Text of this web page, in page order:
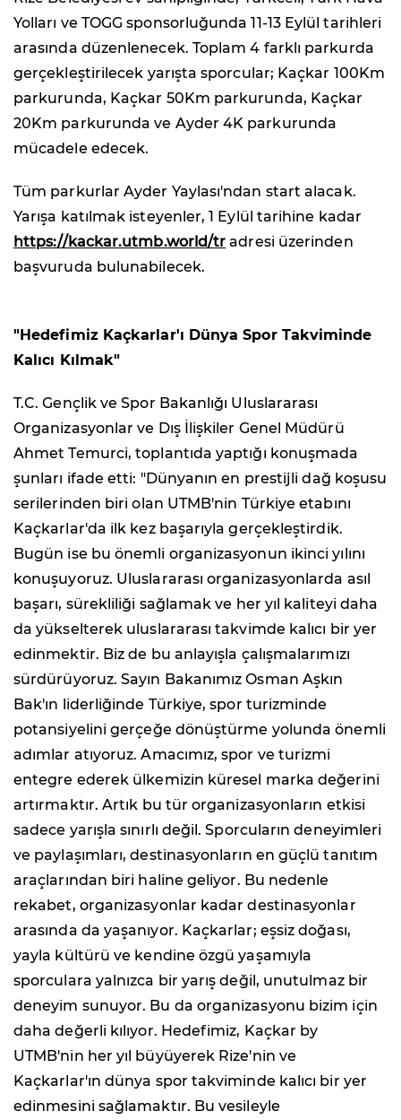
Yolları ve TOGG sponsorluğunda 11-13 Eylül tarihleri
arasında düzenlenecek. Toplam 4 farklı parkurda
gerçekleştirilecek yarışta sporcular; Kaçkar 100Km
parkurunda, Kaçkar 50Km parkurunda, Kaçkar
20Km parkurunda ve Ayder 4K parkurunda
mücadele edecek.
Tüm parkurlar Ayder Yaylası'ndan start alacak.
Yarışa katılmak isteyenler, 1 Eylül tarihine kadar
https://kackar.utmb.world/tr adresi üzerinden
başvuruda bulunabilecek.
"Hedefimiz Kaçkarlar'ı Dünya Spor Takviminde
Kalıcı Kılmak"
T.C. Gençlik ve Spor Bakanlığı Uluslararası
Organizasyonlar ve Dış İlişkiler Genel Müdürü
Ahmet Temurci, toplantıda yaptığı konuşmada
şunları ifade etti: "Dünyanın en prestijli dağ koşusu
serilerinden biri olan UTMB'nin Türkiye etabını
Kaçkarlar'da ilk kez başarıyla gerçekleştirdik.
Bugün ise bu önemli organizasyonun ikinci yılını
konuşuyoruz. Uluslararası organizasyonlarda asıl
başarı, sürekliliği sağlamak ve her yıl kaliteyi daha
da yükselterek uluslararası takvimde kalıcı bir yer
edinmektir. Biz de bu anlayışla çalışmalarımızı
sürdürüyoruz. Sayın Bakanımız Osman Aşkın
Bak'ın liderliğinde Türkiye, spor turizminde
potansiyelini gerçeğe dönüştürme yolunda önemli
adımlar atıyoruz. Amacımız, spor ve turizmi
entegre ederek ülkemizin küresel marka değerini
artırmaktır. Artık bu tür organizasyonların etkisi
sadece yarışla sınırlı değil. Sporcuların deneyimleri
ve paylaşımları, destinasyonların en güçlü tanıtım
araçlarından biri haline geliyor. Bu nedenle
rekabet, organizasyonlar kadar destinasyonlar
arasında da yaşanıyor. Kaçkarlar; eşsiz doğası,
yayla kültürü ve kendine özgü yaşamıyla
sporculara yalnızca bir yarış değil, unutulmaz bir
deneyim sunuyor. Bu da organizasyonu bizim için
daha değerli kılıyor. Hedefimiz, Kaçkar by
UTMB'nin her yıl büyüyerek Rize'nin ve
Kaçkarlar'ın dünya spor takviminde kalıcı bir yer
edinmesini sağlamaktır. Bu vesileyle